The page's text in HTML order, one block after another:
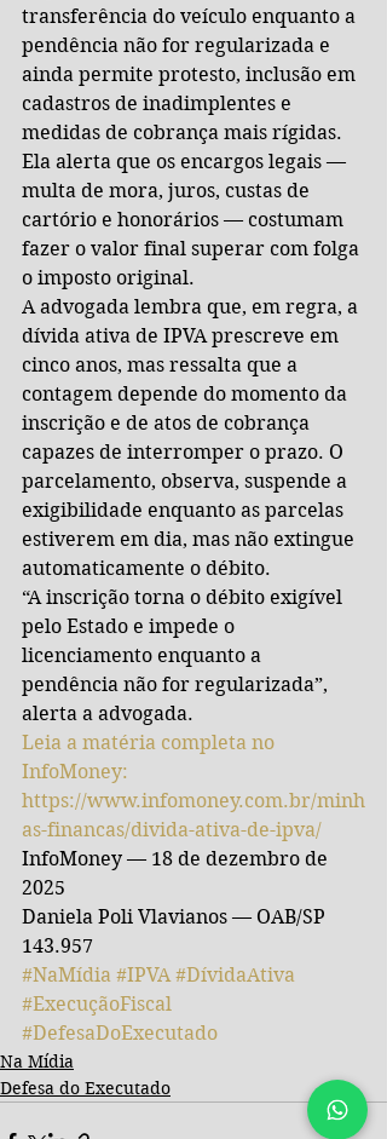
transferência do veículo enquanto a
pendência não for regularizada e
ainda permite protesto, inclusão em
cadastros de inadimplentes e
medidas de cobrança mais rígidas.
Ela alerta que os encargos legais —
multa de mora, juros, custas de
cartório e honorários — costumam
fazer o valor final superar com folga
o imposto original.
A advogada lembra que, em regra, a
dívida ativa de IPVA prescreve em
cinco anos, mas ressalta que a
contagem depende do momento da
inscrição e de atos de cobrança
capazes de interromper o prazo. O
parcelamento, observa, suspende a
exigibilidade enquanto as parcelas
estiverem em dia, mas não extingue
automaticamente o débito.
“A inscrição torna o débito exigível
pelo Estado e impede o
licenciamento enquanto a
pendência não for regularizada”,
alerta a advogada.
Leia a matéria completa no
InfoMoney:
https://www.infomoney.com.br/minh
as-financas/divida-ativa-de-ipva/
InfoMoney — 18 de dezembro de
2025
Daniela Poli Vlavianos — OAB/SP
143.957
#NaMídia #IPVA #DívidaAtiva
#ExecuçãoFiscal
#DefesaDoExecutado
Na Mídia
Defesa do Executado